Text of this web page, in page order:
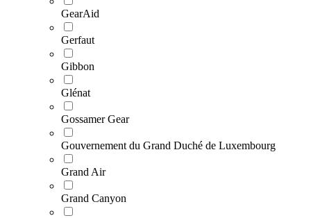
GearAid
Gerfaut
Gibbon
Glénat
Gossamer Gear
Gouvernement du Grand Duché de Luxembourg
Grand Air
Grand Canyon